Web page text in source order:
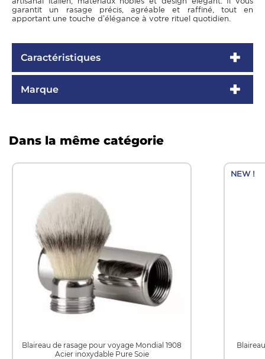
garantit un rasage précis, agréable et raffiné, tout en
apportant une touche d’élégance à votre rituel quotidien.
Caractéristiques
Marque
Dans la même catégorie
Blaireau de rasage pour voyage Mondial 1908
Acier inoxydable Pure Soie
NEW !